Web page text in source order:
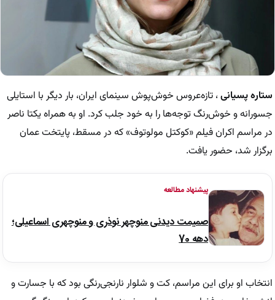
ستاره پسیانی، تازه‌عروس خوش‌پوش سینمای ایران، بار دیگر با استایلی
جسورانه و خوش‌رنگ توجه‌ها را به خود جلب کرد. او به همراه یکتا ناصر
در مراسم اکران فیلم «کوکتل مولوتوف» که در مسقط، پایتخت عمان
برگزار شد، حضور یافت.
پیشنهاد مطالعه
صمیمت دیدنی منوچهر نوذری و منوچهری اسماعیلی؛
دهه 70
انتخاب او برای این مراسم، کت و شلوار نارنجی‌رنگی بود که با جسارت و